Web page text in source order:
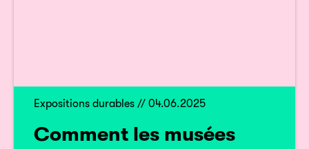
Expositions durables // 04.06.2025
Comment les musées